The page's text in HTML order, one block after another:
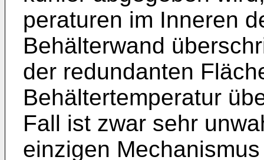
peraturen im Inneren
Behälterwand
der redundanten
Behältertemperatur
Fall ist zwar sehr
einzigen